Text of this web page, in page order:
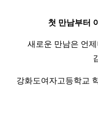
첫 만남부터
새로운 만남은 언
강화도여자고등학교